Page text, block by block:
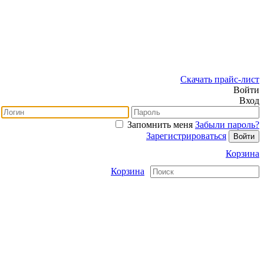
Скачать прайс-лист
Войти
Вход
Запомнить меня Забыли пароль?
Зарегистрироваться
Корзина
Корзина